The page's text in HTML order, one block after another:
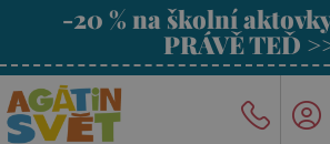
-20 % na školní
PRÁVĚ TEĎ